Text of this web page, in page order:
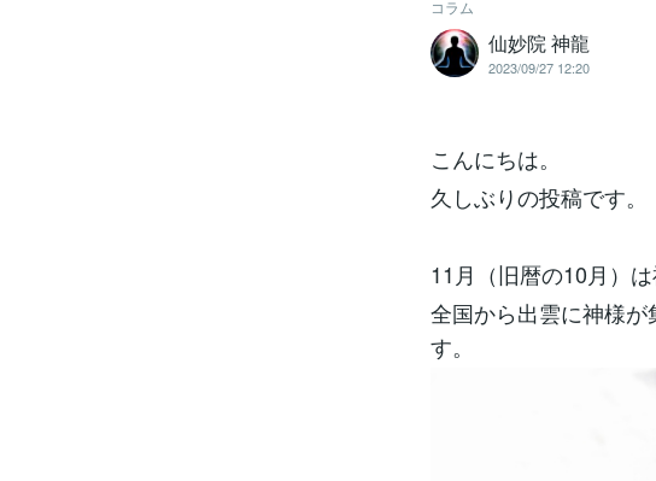
コラム
仙妙院 神龍
2023/09/27 12:20
こんにちは。
久しぶりの投稿です。
11月（旧暦の10月）
全国から出雲に神様
す。